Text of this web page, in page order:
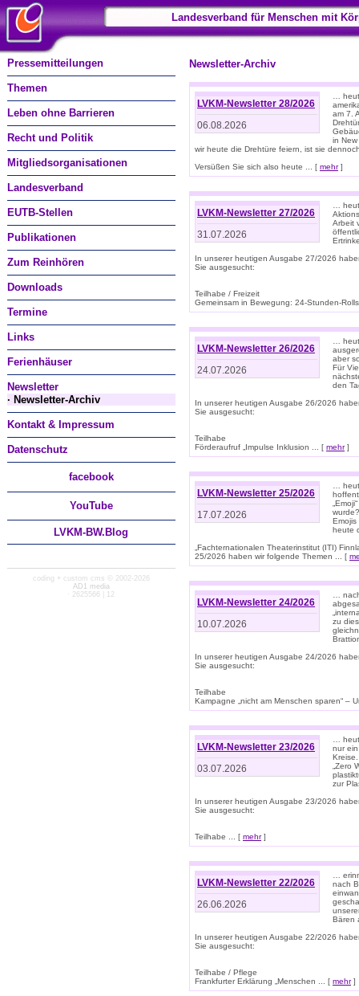
Landesverband für Menschen mit
Pressemitteilungen
Themen
Leben ohne Barrieren
Recht und Politik
Mitgliedsorganisationen
Landesverband
EUTB-Stellen
Publikationen
Zum Reinhören
Downloads
Termine
Links
Ferienhäuser
Newsletter
· Newsletter-Archiv
Kontakt & Impressum
Datenschutz
facebook
YouTube
LVKM-BW.Blog
coding + custom cms © 2002-2026
AD1 media
· 2625566 | 12
Newsletter-Archiv
LVKM-Newsletter 28/2026
06.08.2026
…
am 7.
in
wir heute die Drehtüre feiern, ist sie
Versüßen Sie sich also heute ... [ mehr]
LVKM-Newsletter 27/2026
31.07.2026
…
Arbeit
In unserer heutigen Ausgabe 27/2026
Sie ausgesucht:
Teilhabe / Freizeit
Gemeinsam in Bewegung: 24-Stunden-
LVKM-Newsletter 26/2026
24.07.2026
…
aber
Für
den
In unserer heutigen Ausgabe 26/2026
Sie ausgesucht:
Teilhabe
Förderaufruf „Impulse Inklusion ... [ mehr]
LVKM-Newsletter 25/2026
17.07.2026
…
Emojis
heute
„Fachternationalen Theaterinstitut (ITI)
25/2026 haben wir folgende Themen ... [
LVKM-Newsletter 24/2026
10.07.2026
…
zu
In unserer heutigen Ausgabe 24/2026
Sie ausgesucht:
Teilhabe
Kampagne „nicht am Menschen sparen“ –
LVKM-Newsletter 23/2026
03.07.2026
…
nur
„Zero
zur
In unserer heutigen Ausgabe 23/2026
Sie ausgesucht:
Teilhabe ... [ mehr]
LVKM-Newsletter 22/2026
26.06.2026
…
nach
Bären
In unserer heutigen Ausgabe 22/2026
Sie ausgesucht:
Teilhabe / Pflege
Frankfurter Erklärung „Menschen ... [ mehr]